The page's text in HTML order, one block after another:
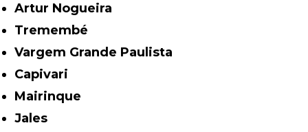
Artur Nogueira
Tremembé
Vargem Grande Paulista
Capivari
Mairinque
Jales